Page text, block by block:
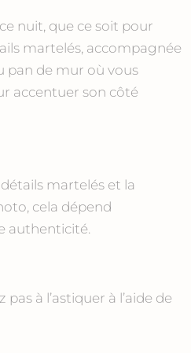
nuit, que ce soit pour
martelés, accompagnée
pan de mur où vous
accentuer son côté
martelés et la
cela dépend
authenticité.
à l’astiquer à l’aide de